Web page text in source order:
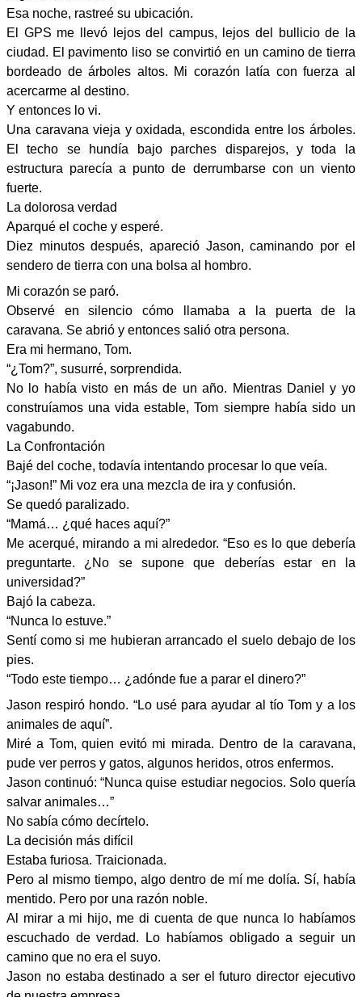
Esa noche, rastreé su ubicación.
El GPS me llevó lejos del campus, lejos del bullicio de la
ciudad. El pavimento liso se convirtió en un camino de tierra
bordeado de árboles altos. Mi corazón latía con fuerza al
acercarme al destino.
Y entonces lo vi.
Una caravana vieja y oxidada, escondida entre los árboles.
El techo se hundía bajo parches disparejos, y toda la
estructura parecía a punto de derrumbarse con un viento
fuerte.
La dolorosa verdad
Aparqué el coche y esperé.
Diez minutos después, apareció Jason, caminando por el
sendero de tierra con una bolsa al hombro.
Mi corazón se paró.
Observé en silencio cómo llamaba a la puerta de la
caravana. Se abrió y entonces salió otra persona.
Era mi hermano, Tom.
“¿Tom?”, susurré, sorprendida.
No lo había visto en más de un año. Mientras Daniel y yo
construíamos una vida estable, Tom siempre había sido un
vagabundo.
La Confrontación
Bajé del coche, todavía intentando procesar lo que veía.
“¡Jason!” Mi voz era una mezcla de ira y confusión.
Se quedó paralizado.
“Mamá… ¿qué haces aquí?”
Me acerqué, mirando a mi alrededor. “Eso es lo que debería
preguntarte. ¿No se supone que deberías estar en la
universidad?”
Bajó la cabeza.
“Nunca lo estuve.”
Sentí como si me hubieran arrancado el suelo debajo de los
pies.
“Todo este tiempo… ¿adónde fue a parar el dinero?”
Jason respiró hondo. “Lo usé para ayudar al tío Tom y a los
animales de aquí”.
Miré a Tom, quien evitó mi mirada. Dentro de la caravana,
pude ver perros y gatos, algunos heridos, otros enfermos.
Jason continuó: “Nunca quise estudiar negocios. Solo quería
salvar animales…”
No sabía cómo decírtelo.
La decisión más difícil
Estaba furiosa. Traicionada.
Pero al mismo tiempo, algo dentro de mí me dolía. Sí, había
mentido. Pero por una razón noble.
Al mirar a mi hijo, me di cuenta de que nunca lo habíamos
escuchado de verdad. Lo habíamos obligado a seguir un
camino que no era el suyo.
Jason no estaba destinado a ser el futuro director ejecutivo